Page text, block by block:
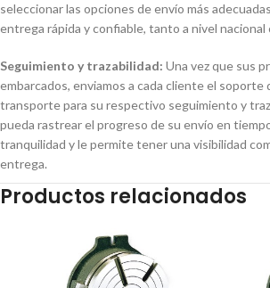
seleccionar las opciones de envío más
entrega rápida y confiable, tanto a nivel nacional
Seguimiento y trazabilidad: Una vez que sus
embarcados, enviamos a cada cliente el
transporte para su respectivo seguimiento y
pueda rastrear el progreso de su envío en
tranquilidad y le permite tener una visibilidad
entrega.
Productos relacionados